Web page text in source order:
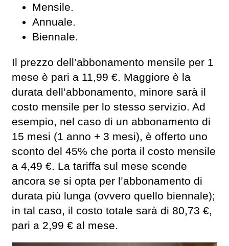
Mensile.
Annuale.
Biennale.
Il prezzo dell’abbonamento mensile per 1
mese è pari a 11,99 €. Maggiore è la
durata dell’abbonamento, minore sarà il
costo mensile per lo stesso servizio. Ad
esempio, nel caso di un abbonamento di
15 mesi (1 anno + 3 mesi), è offerto uno
sconto del 45% che porta il costo mensile
a 4,49 €. La tariffa sul mese scende
ancora se si opta per l’abbonamento di
durata più lunga (ovvero quello biennale);
in tal caso, il costo totale sarà di 80,73 €,
pari a 2,99 € al mese.